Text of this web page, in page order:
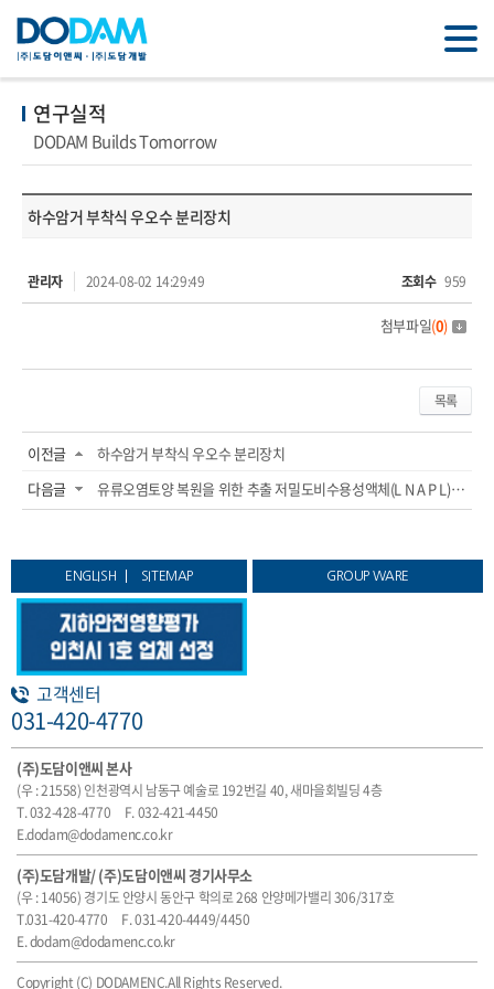
연구실적
DODAM Builds Tomorrow
하수암거 부착식 우오수 분리장치
관리자 2024-08-02 14:29:49 조회수 959
첨부파일(0)
목록
이전글
하수암거 부착식 우오수 분리장치
다음글
유류오염토양 복원을 위한 추출 저밀도비수용성액체(L N A P L)내 지하수 정화 방법
ENGLISH SITEMAP GROUP WARE
고객센터
031-420-4770
(주)도담이앤씨 본사
(우 : 21558) 인천광역시 남동구 예술로 192번길 40, 새마을회빌딩 4층
T. 032-428-4770
F. 032-421-4450
E.dodam@dodamenc.co.kr
(주)도담개발/ (주)도담이앤씨 경기사무소
(우 : 14056) 경기도 안양시 동안구 학의로 268 안양메가밸리 306/317호
T.031-420-4770
F. 031-420-4449/4450
E. dodam@dodamenc.co.kr
Copyright (C) DODAMENC.All Rights Reserved.